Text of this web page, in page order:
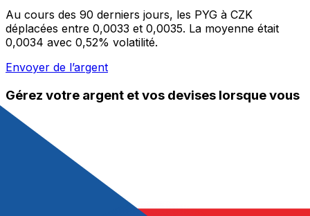
Au cours des 90 derniers jours, les PYG à CZK
déplacées entre 0,0033 et 0,0035. La moyenne était
0,0034 avec 0,52% volatilité.
Envoyer de l’argent
Gérez votre argent et vos devises lorsque vous
êtes en déplacement
L'application Xe réunit toutes les fonctionnalités
nécessaires pour vos transferts d'argent internationaux
et la gestion de vos devises. Convertissez des devises,
programmez des alertes de taux et transférez de
l'argent à l'étranger sans frais cachés. Téléchargez
l'application dès aujourd'hui !